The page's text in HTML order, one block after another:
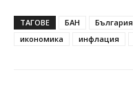
ТАГОВЕ БАН България
икономика
инфлация